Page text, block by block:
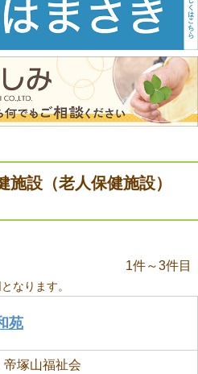
設（老人保健施設）
1件～3件目
なります。
苑
帝塚山福祉会